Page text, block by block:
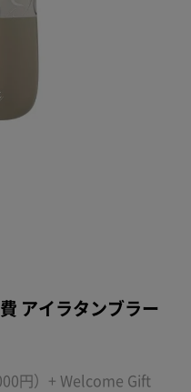
アイラタンブラー
円）+ Welcome Gift